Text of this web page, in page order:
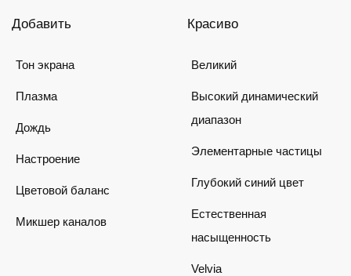
Добавить
Тон экрана
Плазма
Дождь
Настроение
Цветовой баланс
Микшер каналов
Красиво
Великий
Высокий динамический
диапазон
Элементарные частицы
Глубокий синий цвет
Естественная
насыщенность
Velvia